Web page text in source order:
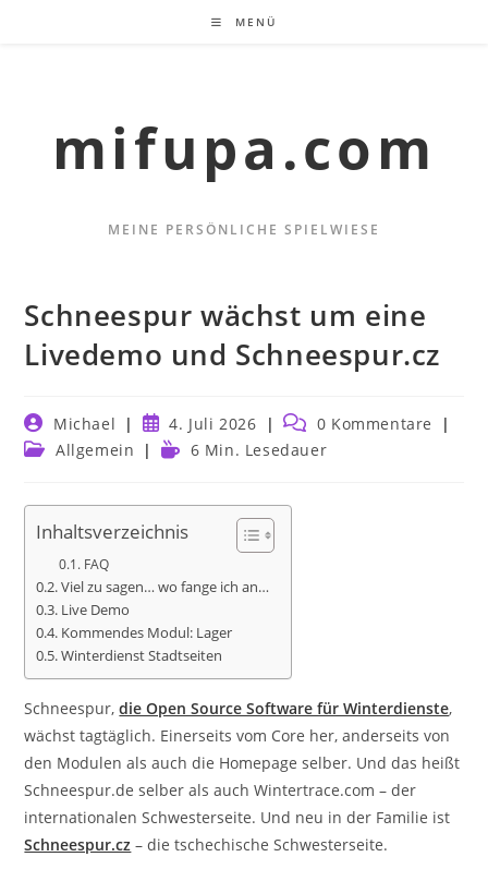
MENÜ
mifupa.com
MEINE PERSÖNLICHE SPIELWIESE
Schneespur wächst um eine
Livedemo und Schneespur.cz
Beitrags-
Autor:
Michael
Beitrag
veröffentlicht:
4. Juli 2026
Beitrags-
Kommentare:
0 Kommentare
Beitrags-
Allgemein Lesedauer:
6 Min. Lesedauer
Inhaltsverzeichnis
FAQ
Viel zu sagen… wo fange ich an…
Live Demo
Kommendes Modul: Lager
Winterdienst Stadtseiten
Schneespur,die Open Source Software für Winterdienste,
wächst tagtäglich. Einerseits vom Core her, anderseits von
den Modulen als auch die Homepage selber. Und das heißt
Schneespur.de selber als auch Wintertrace.com – der
internationalen Schwesterseite. Und neu in der Familie ist
Schneespur.cz – die tschechische Schwesterseite.